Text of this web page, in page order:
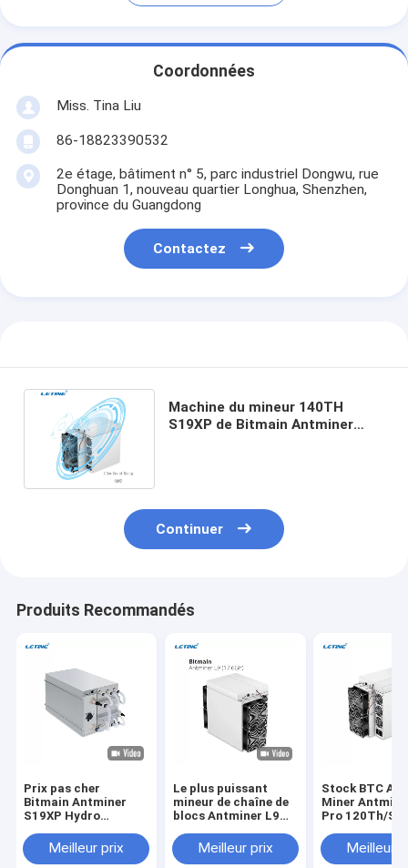
Coordonnées
Miss. Tina Liu
86-18823390532
2e étage, bâtiment n° 5, parc industriel Dongwu, rue
Donghuan 1, nouveau quartier Longhua, Shenzhen,
province du Guangdong
Contactez
Machine du mineur 140TH
S19XP de Bitmain Antminer
Continuer
Produits Recommandés
Prix pas cher
Bitmain Antminer
S19XP Hydro
257T Crypto Miner
S19 XP Hyd 255T
Meilleur prix
Le plus puissant
mineur de chaîne de
blocs Antminer L9
0.21J/M Mining LTC
DOGE BEL Asic Miner
Meilleur prix
Stock BTC
Miner
Pro 120Th/S
minage de
Meilleur